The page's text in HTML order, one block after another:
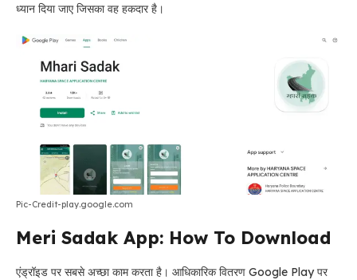
ध्यान दिया जाए जिसका वह हकदार है।
Pic-Credit-play.google.com
Meri Sadak App: How To Download
एंड्रॉइड पर सबसे अच्छा काम करता है। आधिकारिक वितरण Google Play पर